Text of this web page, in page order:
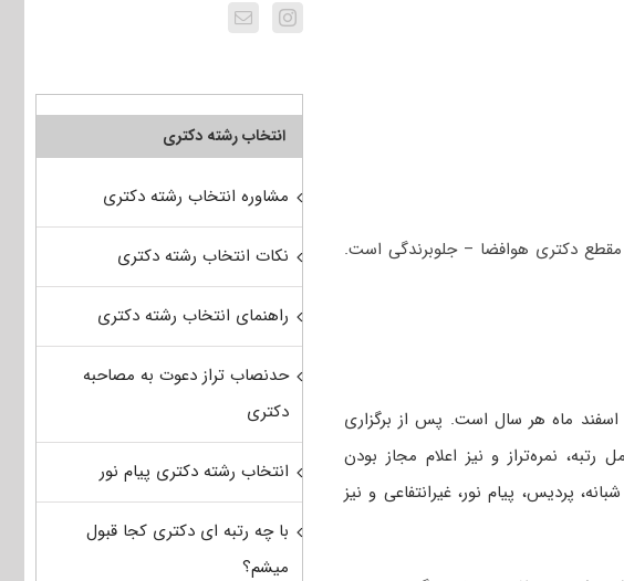
دکتری هوافضا – جلوبرندگی است.
اسفند ماه هر سال است. پس از برگزاری
رتبه، نمره‌تراز و نیز اعلام مجاز بودن
پردیس، پیام نور، غیرانتفاعی و نیز
انتخاب رشته دکتری
مشاوره انتخاب رشته دکتری
نکات انتخاب رشته دکتری
راهنمای انتخاب رشته دکتری
حدنصاب تراز دعوت به مصاحبه
دکتری
انتخاب رشته دکتری پیام نور
با چه رتبه ای دکتری کجا قبول
میشم؟